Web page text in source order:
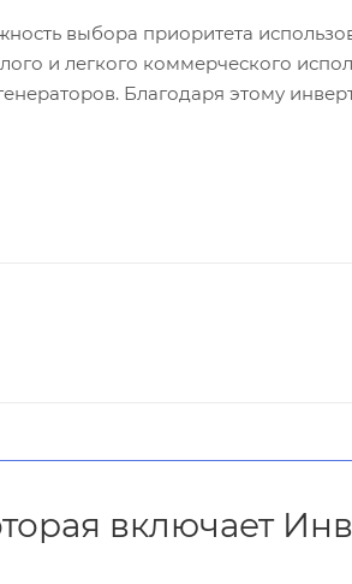
выбора приоритета
и легкого коммерческого
Благодаря этому
включает